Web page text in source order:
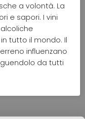
a volontà. La
e sapori. I vini
tutto il mondo. Il
influenzano
da tutti